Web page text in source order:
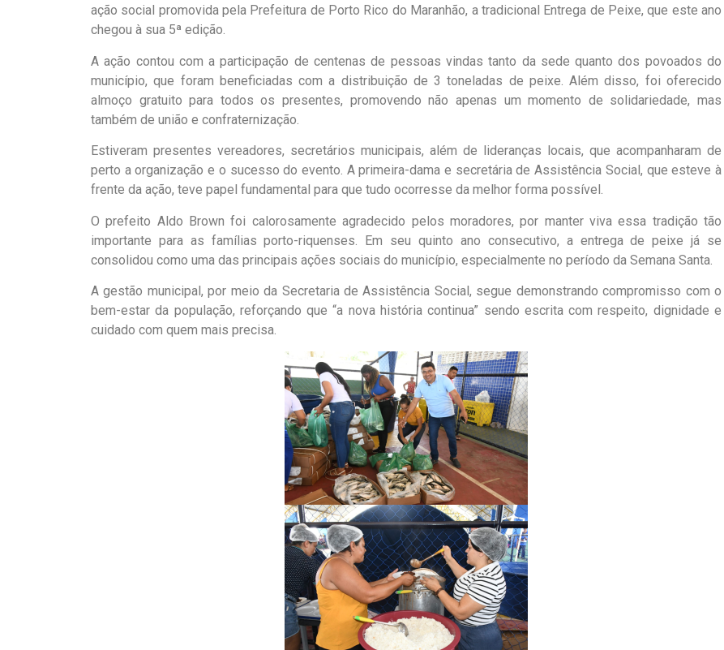
ação social promovida pela Prefeitura de Porto Rico do Maranhão, a tradicional Entrega de Peixe, que este ano
chegou à sua 5ª edição.
A ação contou com a participação de centenas de pessoas vindas tanto da sede quanto dos povoados do
município, que foram beneficiadas com a distribuição de 3 toneladas de peixe. Além disso, foi oferecido
almoço gratuito para todos os presentes, promovendo não apenas um momento de solidariedade, mas
também de união e confraternização.
Estiveram presentes vereadores, secretários municipais, além de lideranças locais, que acompanharam de
perto a organização e o sucesso do evento. A primeira-dama e secretária de Assistência Social, que esteve à
frente da ação, teve papel fundamental para que tudo ocorresse da melhor forma possível.
O prefeito Aldo Brown foi calorosamente agradecido pelos moradores, por manter viva essa tradição tão
importante para as famílias porto-riquenses. Em seu quinto ano consecutivo, a entrega de peixe já se
consolidou como uma das principais ações sociais do município, especialmente no período da Semana Santa.
A gestão municipal, por meio da Secretaria de Assistência Social, segue demonstrando compromisso com o
bem-estar da população, reforçando que “a nova história continua” sendo escrita com respeito, dignidade e
cuidado com quem mais precisa.